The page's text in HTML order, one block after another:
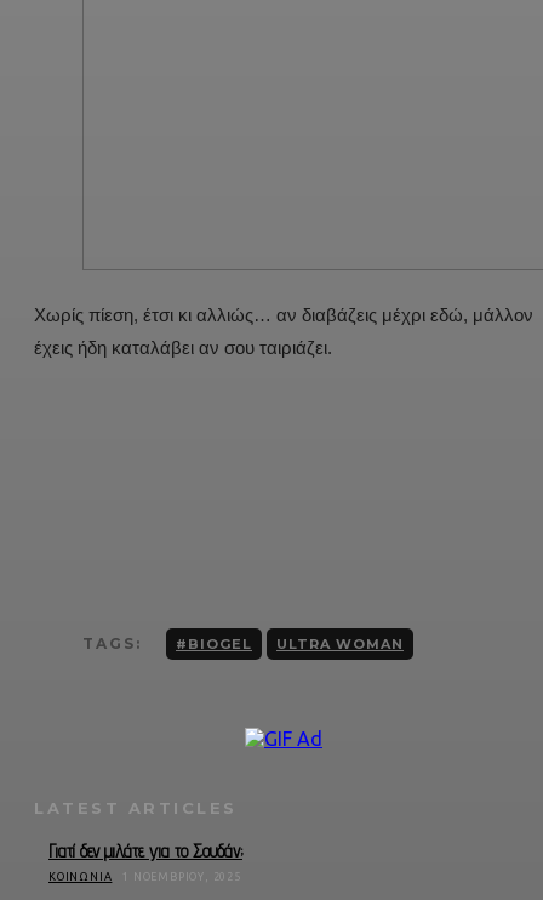
Χωρίς πίεση, έτσι κι αλλιώς… αν διαβάζεις μέχρι εδώ, μάλλον
έχεις ήδη καταλάβει αν σου ταιριάζει.
TAGS: #BIOGEL ULTRA WOMAN
LATEST ARTICLES
Γιατί δεν μιλάτε για το Σουδάν;
ΚΟΙΝΩΝΊΑ 1 ΝΟΕΜΒΡΊΟΥ, 2025